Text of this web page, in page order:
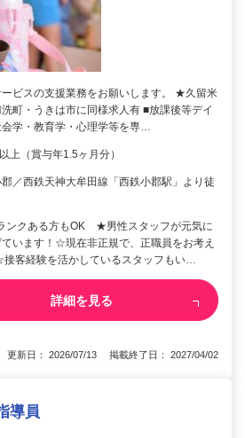
ビスの支援業務をお願いします。 ★久留米
町・うきは市に同様求人有 ■放課後等デイ
学・教育学・心理学等を専…
上（賞与年1.5ヶ月分）
／西鉄天神大牟田線「西鉄小郡駅」より徒
ンクある方もOK ★男性スタッフが元気に
います！☆現在非正規で、正職員をお考え
客経験を活かしているスタッフもい…
詳細を見る
更新日： 2026/07/13 掲載終了日： 2027/04/02
導員